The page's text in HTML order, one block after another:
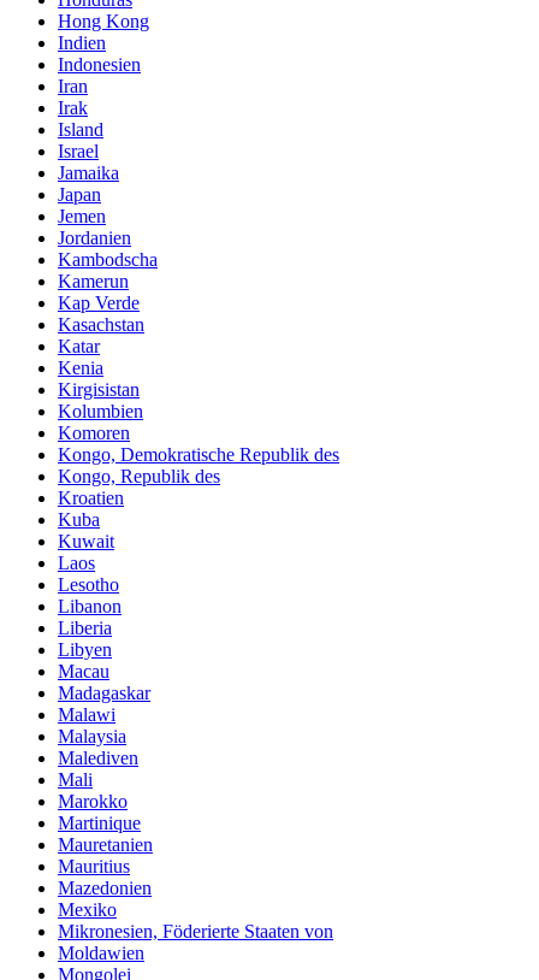
Hong Kong
Indien
Indonesien
Iran
Irak
Island
Israel
Jamaika
Japan
Jemen
Jordanien
Kambodscha
Kamerun
Kap Verde
Kasachstan
Katar
Kenia
Kirgisistan
Kolumbien
Komoren
Kongo, Demokratische Republik des
Kongo, Republik des
Kroatien
Kuba
Kuwait
Laos
Lesotho
Libanon
Liberia
Libyen
Macau
Madagaskar
Malawi
Malaysia
Malediven
Mali
Marokko
Martinique
Mauretanien
Mauritius
Mazedonien
Mexiko
Mikronesien, Föderierte Staaten von
Moldawien
Mongolei